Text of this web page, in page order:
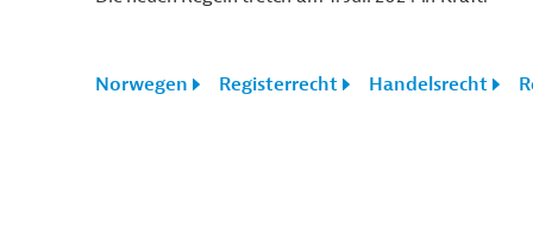
Norwegen Registerrecht Handelsrecht